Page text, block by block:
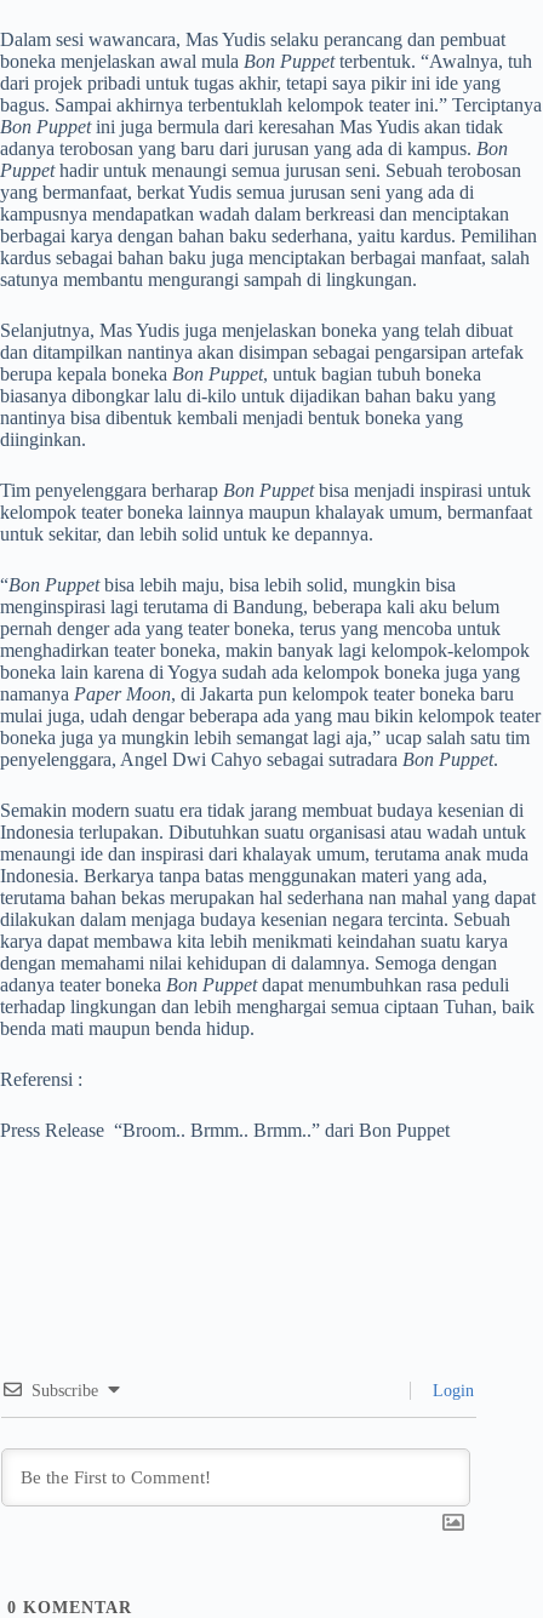
Dalam sesi wawancara, Mas Yudis selaku perancang dan pembuat
boneka menjelaskan awal mula Bon Puppetterbentuk. “Awalnya, tuh
dari projek pribadi untuk tugas akhir, tetapi saya pikir ini ide yang
bagus. Sampai akhirnya terbentuklah kelompok teater ini.” Terciptanya
Bon Puppetini juga bermula dari keresahan Mas Yudis akan tidak
adanya terobosan yang baru dari jurusan yang ada di kampus. Bon
Puppethadir untuk menaungi semua jurusan seni. Sebuah terobosan
yang bermanfaat, berkat Yudis semua jurusan seni yang ada di
kampusnya mendapatkan wadah dalam berkreasi dan menciptakan
berbagai karya dengan bahan baku sederhana, yaitu kardus. Pemilihan
kardus sebagai bahan baku juga menciptakan berbagai manfaat, salah
satunya membantu mengurangi sampah di lingkungan.
Selanjutnya, Mas Yudis juga menjelaskan boneka yang telah dibuat
dan ditampilkan nantinya akan disimpan sebagai pengarsipan artefak
berupa kepala boneka Bon Puppet, untuk bagian tubuh boneka
biasanya dibongkar lalu di-kilo untuk dijadikan bahan baku yang
nantinya bisa dibentuk kembali menjadi bentuk boneka yang
diinginkan.
Tim penyelenggara berharap Bon Puppetbisa menjadi inspirasi untuk
kelompok teater boneka lainnya maupun khalayak umum, bermanfaat
untuk sekitar, dan lebih solid untuk ke depannya.
“Bon Puppetbisa lebih maju, bisa lebih solid, mungkin bisa
menginspirasi lagi terutama di Bandung, beberapa kali aku belum
pernah denger ada yang teater boneka, terus yang mencoba untuk
menghadirkan teater boneka, makin banyak lagi kelompok-kelompok
boneka lain karena di Yogya sudah ada kelompok boneka juga yang
namanya Paper Moon, di Jakarta pun kelompok teater boneka baru
mulai juga, udah dengar beberapa ada yang mau bikin kelompok teater
boneka juga ya mungkin lebih semangat lagi aja,” ucap salah satu tim
penyelenggara, Angel Dwi Cahyo sebagai sutradara Bon Puppet.
Semakin modern suatu era tidak jarang membuat budaya kesenian di
Indonesia terlupakan. Dibutuhkan suatu organisasi atau wadah untuk
menaungi ide dan inspirasi dari khalayak umum, terutama anak muda
Indonesia. Berkarya tanpa batas menggunakan materi yang ada,
terutama bahan bekas merupakan hal sederhana nan mahal yang dapat
dilakukan dalam menjaga budaya kesenian negara tercinta. Sebuah
karya dapat membawa kita lebih menikmati keindahan suatu karya
dengan memahami nilai kehidupan di dalamnya. Semoga dengan
adanya teater boneka Bon Puppetdapat menumbuhkan rasa peduli
terhadap lingkungan dan lebih menghargai semua ciptaan Tuhan, baik
benda mati maupun benda hidup.
Referensi :
Press Release “Broom.. Brmm.. Brmm..” dari Bon Puppet
Subscribe Login
0 KOMENTAR